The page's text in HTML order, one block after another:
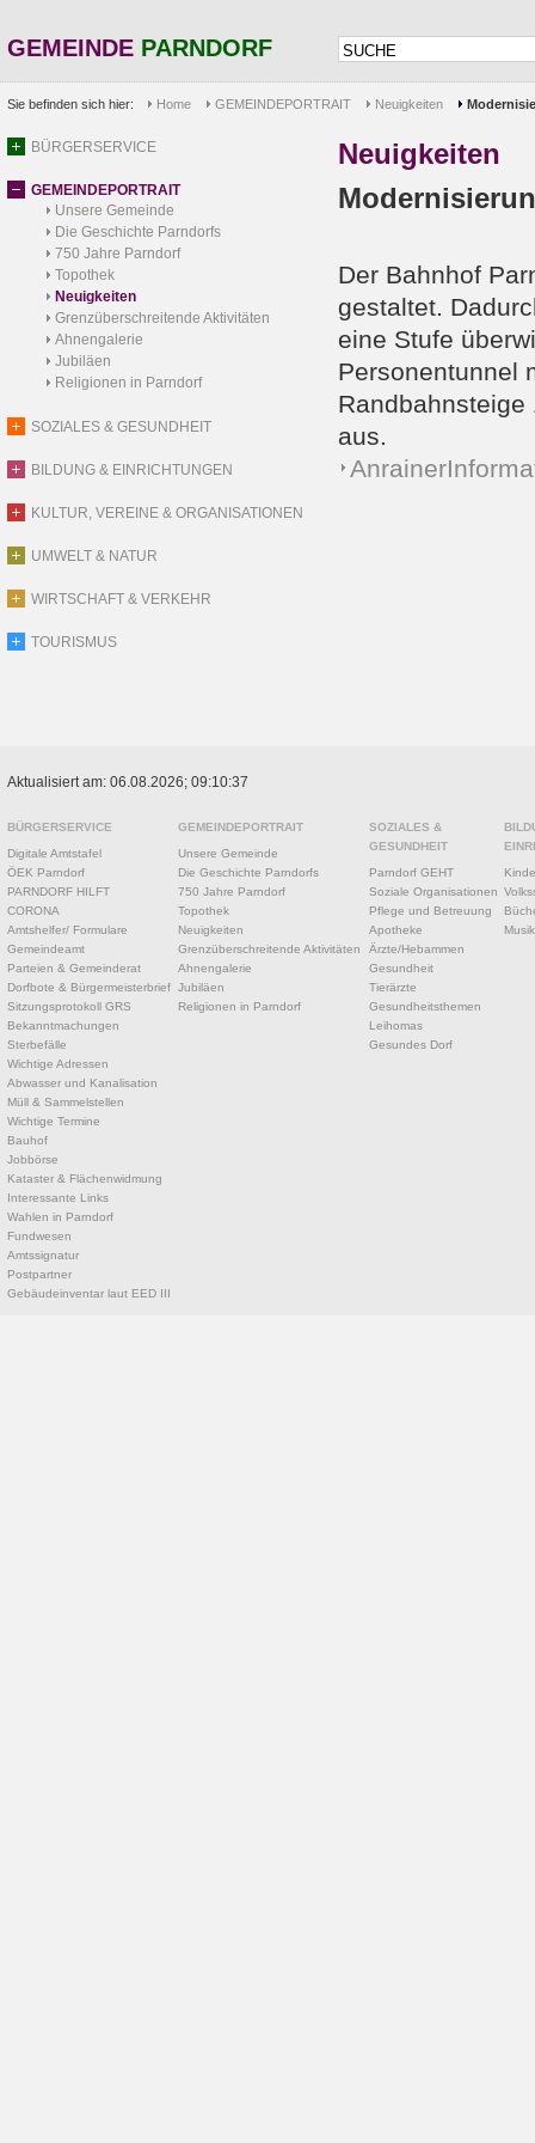
GEMEINDE PARNDORF
Sie befinden sich hier: Home GEMEINDEPORTRAIT Neuigkeiten
BÜRGERSERVICE
GEMEINDEPORTRAIT
Unsere Gemeinde
Die Geschichte Parndorfs
750 Jahre Parndorf
Topothek
Neuigkeiten
Grenzüberschreitende Aktivitäten
Ahnengalerie
Jubiläen
Religionen in Parndorf
SOZIALES & GESUNDHEIT
BILDUNG & EINRICHTUNGEN
KULTUR, VEREINE & ORGANISATIONEN
UMWELT & NATUR
WIRTSCHAFT & VERKEHR
TOURISMUS
Neuigkeiten
Der Bahnhof
gestaltet.
eine Stufe
Personentunnel
aus.
Aktualisiert am: 06.08.2026; 09:10:37
BÜRGERSERVICE
Digitale Amtstafel
ÖEK Parndorf
PARNDORF HILFT
CORONA
Amtshelfer/ Formulare
Gemeindeamt
Parteien & Gemeinderat
Dorfbote & Bürgermeisterbrief
Sitzungsprotokoll GRS
Bekanntmachungen
Sterbefälle
Wichtige Adressen
Abwasser und Kanalisation
Müll & Sammelstellen
Wichtige Termine
Bauhof
Jobbörse
Kataster & Flächenwidmung
Interessante Links
Wahlen in Parndorf
Fundwesen
Amtssignatur
Postpartner
Gebäudeinventar laut EED III
GEMEINDEPORTRAIT
Unsere Gemeinde
Die Geschichte Parndorfs
750 Jahre Parndorf
Topothek
Neuigkeiten
Grenzüberschreitende Aktivitäten
Ahnengalerie
Jubiläen
Religionen in Parndorf
SOZIALES &
GESUNDHEIT
Parndorf GEHT
Soziale Organisationen
Pflege und Betreuung
Apotheke
Ärzte/Hebammen
Gesundheit
Tierärzte
Gesundheitsthemen
Leihomas
Gesundes Dorf